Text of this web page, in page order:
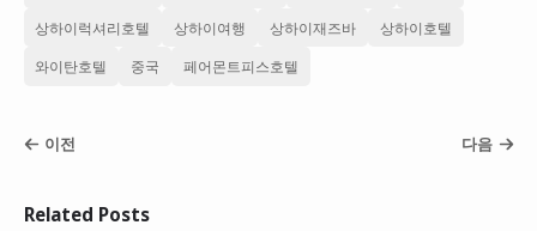
상하이럭셔리호텔 상하이여행 상하이재즈바 상하이호텔
와이탄호텔 중국 페어몬트피스호텔
이전 다음
Related Posts